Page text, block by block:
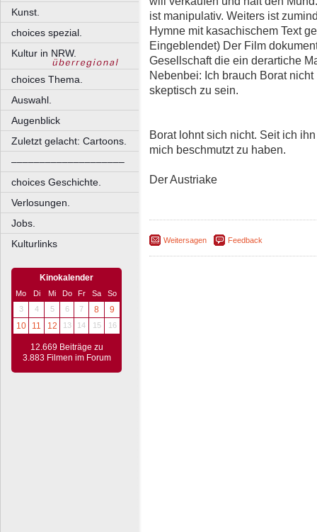
Kunst.
choices spezial.
Kultur in NRW.
choices Thema.
Auswahl.
Augenblick
Zuletzt gelacht: Cartoons.
––––––––––––––––––––
choices Geschichte.
Verlosungen.
Jobs.
Kulturlinks
Kinokalender
Mo Di Mi Do Fr Sa
So
3
4 5 6 7 8
9
10
11 12 13 14 15 16
12.669 Beiträge zu
3.883 Filmen im Forum
ist manipulativ. Weiters ist
Hymne mit kasachischem Text
Eingeblendet) Der Film
Gesellschaft die ein derartiche
Nebenbei: Ich brauch Borat
skeptisch zu sein.
Borat lohnt sich nicht. Seit ich
mich beschmutzt zu haben.
Der Austriake
Weitersagen Feedback